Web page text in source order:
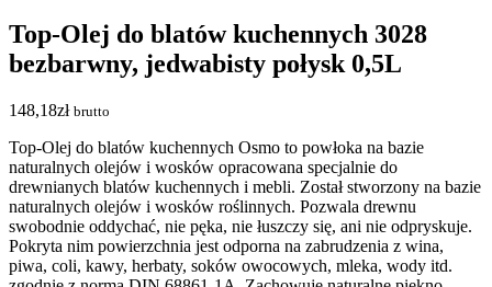
Top-Olej do blatów kuchennych 3028
bezbarwny, jedwabisty połysk 0,5L
148,18zł brutto
Top-Olej do blatów kuchennych Osmo to powłoka na bazie
naturalnych olejów i wosków opracowana specjalnie do
drewnianych blatów kuchennych i mebli. Został stworzony na bazie
naturalnych olejów i wosków roślinnych. Pozwala drewnu
swobodnie oddychać, nie pęka, nie łuszczy się, ani nie odpryskuje.
Pokryta nim powierzchnia jest odporna na zabrudzenia z wina,
piwa, coli, kawy, herbaty, soków owocowych, mleka, wody itd.